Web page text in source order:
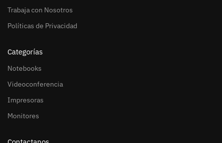
Trabaja con Nosotros
Políticas de Privacidad
Categorías
Notebooks
Videoconferencia
Impresoras
Monitores